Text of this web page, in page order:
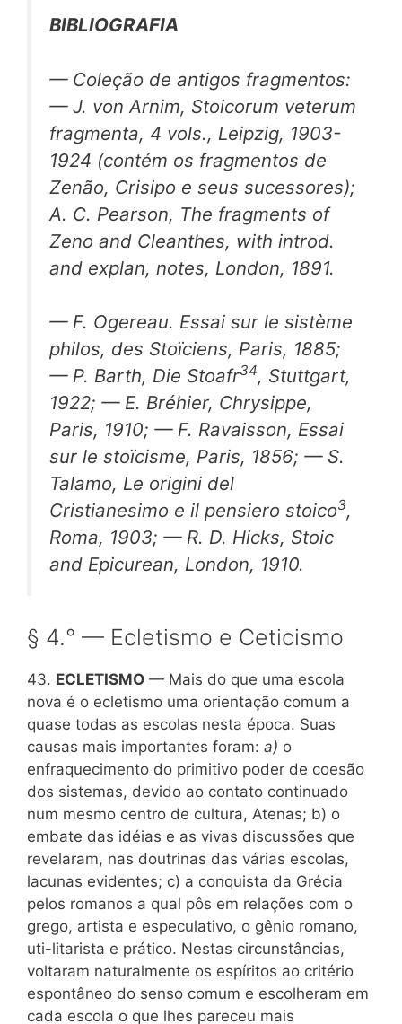
BIBLIOGRAFIA
— Coleção de antigos fragmentos:
— J. von Arnim, Stoicorum veterum
fragmenta, 4 vols., Leipzig, 1903-
1924 (contém os fragmentos de
Zenão, Crisipo e seus sucessores);
A. C. Pearson, The fragments of
Zeno and Cleanthes, with introd.
and explan, notes, London, 1891.
— F. Ogereau. Essai sur le sistème
philos, des Stoïciens, Paris, 1885;
— P. Barth, Die Stoafr34, Stuttgart,
1922; — E. Bréhier, Chrysippe,
Paris, 1910; — F. Ravaisson, Essai
sur le stoïcisme, Paris, 1856; — S.
Talamo, Le origini del
Cristianesimo e il pensiero stoico3,
Roma, 1903; — R. D. Hicks, Stoic
and Epicurean, London, 1910.
§ 4.° — Ecletismo e Ceticismo
43. ECLETISMO — Mais do que uma escola
nova é o ecletismo uma orientação comum a
quase todas as escolas nesta época. Suas
causas mais importantes foram: a) o
enfraquecimento do primitivo poder de coesão
dos sistemas, devido ao contato continuado
num mesmo centro de cultura, Atenas; b) o
embate das idéias e as vivas discussões que
revelaram, nas doutrinas das várias escolas,
lacunas evidentes; c) a conquista da Grécia
pelos romanos a qual pôs em relações com o
grego, artista e especulativo, o gênio romano,
uti-litarista e prático. Nestas circunstâncias,
voltaram naturalmente os espíritos ao critério
espontâneo do senso comum e escolheram em
cada escola o que lhes pareceu mais